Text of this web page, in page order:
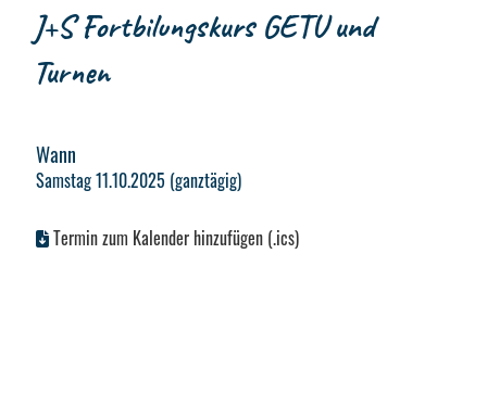
J+S Fortbilungskurs GETU und
Turnen
Wann
Samstag 11.10.2025 (ganztägig)
Termin zum Kalender hinzufügen (.ics)